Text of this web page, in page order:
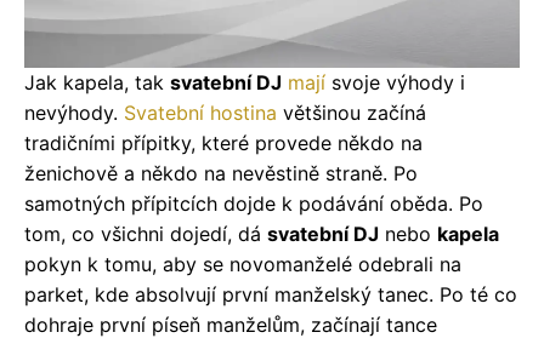
Jak kapela, tak svatební DJ mají svoje výhody i
nevýhody. Svatební hostina většinou začíná
tradičními přípitky, které provede někdo na
ženichově a někdo na nevěstině straně. Po
samotných přípitcích dojde k podávání oběda. Po
tom, co všichni dojedí, dá svatební DJ nebo kapela
pokyn k tomu, aby se novomanželé odebrali na
parket, kde absolvují první manželský tanec. Po té co
dohraje první píseň manželům, začínají tance